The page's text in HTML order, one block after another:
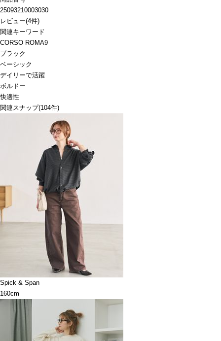
25093210003030
レビュー(4件)
関連キーワード
CORSO ROMA9
ブラック
ベーシック
デイリーで活躍
ボルドー
快適性
関連スナップ(104件)
Spick & Span
160cm